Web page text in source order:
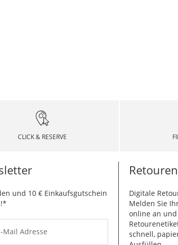
CLICK & RESERVE
und 10 € Einkaufsgutschein
Mail Adresse
Digitale
Melden Sie
online an
schnell,